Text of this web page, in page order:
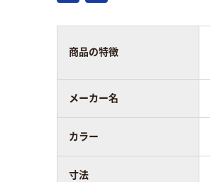
スコア
商品の特徴
メーカー名
カラー
寸法